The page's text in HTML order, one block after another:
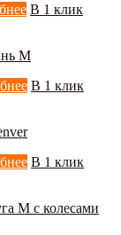
В 1 клик
M
В 1 клик
В 1 клик
М с колесами